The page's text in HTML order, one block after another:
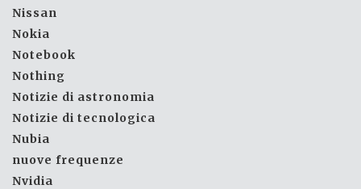
Nissan
Nokia
Notebook
Nothing
Notizie di astronomia
Notizie di tecnologica
Nubia
nuove frequenze
Nvidia